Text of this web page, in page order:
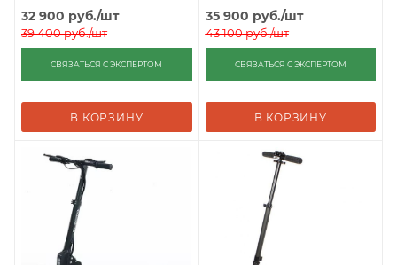
32 900 руб./шт
39 400руб./шт
СВЯЗАТЬСЯ С ЭКСПЕРТОМ
В КОРЗИНУ
35 900 руб./шт
43 100руб./шт
СВЯЗАТЬСЯ С ЭКСПЕРТОМ
В КОРЗИНУ